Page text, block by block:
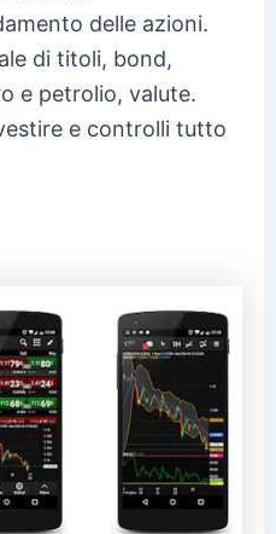
delle azioni.
di titoli, bond,
e petrolio, valute.
e controlli tutto